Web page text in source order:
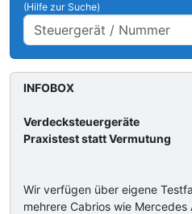
(Hilfe zur Suche)
INFOBOX
Verdecksteuergeräte
Praxistest statt Vermutung
Wir verfügen über eigene
mehrere Cabrios wie Mercedes